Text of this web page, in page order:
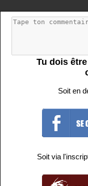
Tu dois
Soit en
Soit via